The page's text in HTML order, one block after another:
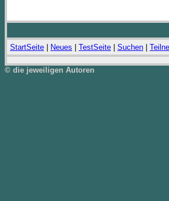
StartSeite Neues TestSeite Suchen
© die jeweiligen Autoren